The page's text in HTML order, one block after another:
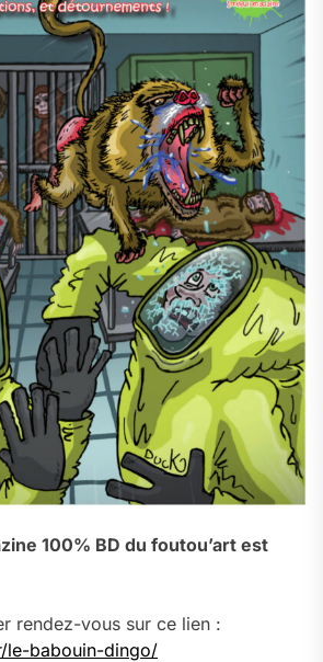
100% BD du foutou’art est
rendez-vous sur ce lien :
le-babouin-dingo/